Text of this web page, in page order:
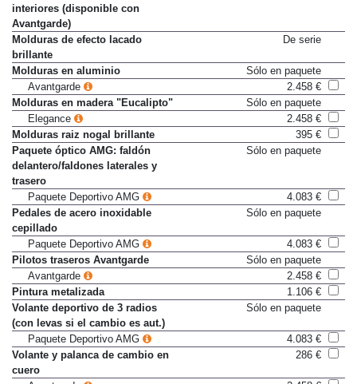
interiores (disponible con
Avantgarde)
Molduras de efecto lacado
brillante
De serie
Molduras en aluminio
Sólo en paquete
Avantgarde
2.458 €
Molduras en madera "Eucalipto"
Sólo en paquete
Elegance
2.458 €
Molduras raiz nogal brillante
395 €
Paquete óptico AMG: faldón
delantero/faldones laterales y
trasero
Sólo en paquete
Paquete Deportivo AMG
4.083 €
Pedales de acero inoxidable
cepillado
Sólo en paquete
Paquete Deportivo AMG
4.083 €
Pilotos traseros Avantgarde
Sólo en paquete
Avantgarde
2.458 €
Pintura metalizada
1.106 €
Volante deportivo de 3 radios
(con levas si el cambio es aut.)
Sólo en paquete
Paquete Deportivo AMG
4.083 €
Volante y palanca de cambio en
cuero
286 €